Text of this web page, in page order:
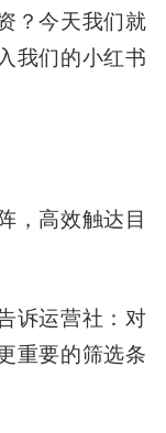
？今天我们就
我们的小红书
，高效触达目
诉运营社：对
重要的筛选条